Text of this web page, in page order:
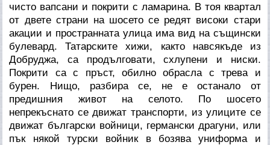
чисто вапсани и покрити с ламарина. В тоя квартал
от двете страни на шосето се редят високи стари
акации и пространната улица има вид на същински
булевард. Татарските хижи, както навсякъде из
Добруджа, са продълговати, схлупени и ниски.
Покрити са с пръст, обилно обрасла с трева и
бурен. Нищо, разбира се, не е останало от
предишния живот на селото. По шосето
непрекъснато се движат транспорти, из улиците се
движат български войници, германски драгуни, или
пък някой турски войник в бозява униформа и